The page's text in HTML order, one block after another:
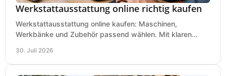
Werkstattausstattung online richtig kaufen
Werkstattausstattung online kaufen: Maschinen,
Werkbänke und Zubehör passend wählen. Mit klaren
30. Juli 2026